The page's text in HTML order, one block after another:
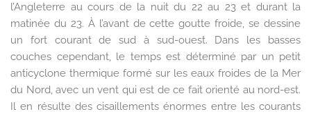
l’Angleterre au cours de la nuit du 22 au 23 et durant la
matinée du 23. À l’avant de cette goutte froide, se dessine
un fort courant de sud à sud-ouest. Dans les basses
couches cependant, le temps est déterminé par un petit
anticyclone thermique formé sur les eaux froides de la Mer
du Nord, avec un vent qui est de ce fait orienté au nord-est.
Il en résulte des cisaillements énormes entre les courants